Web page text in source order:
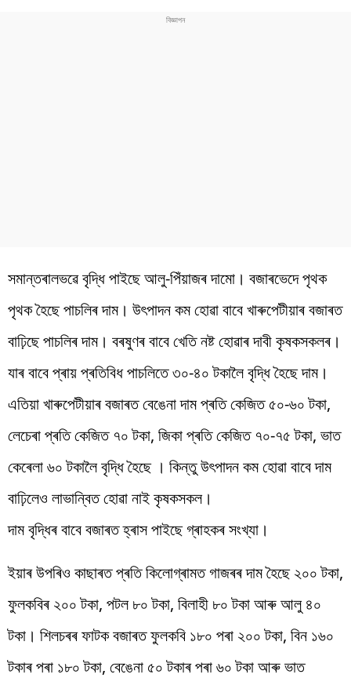
সমান্তৰালভৱে বৃদ্ধি পাইছে আলু-পিঁয়াজৰ দামো। বজাৰভেদে পৃথক
পৃথক হৈছে পাচলিৰ দাম। উৎপাদন কম হোৱা বাবে খাৰুপেটীয়াৰ বজাৰত
বাঢ়িছে পাচলিৰ দাম। বৰষুণৰ বাবে খেতি নষ্ট হোৱাৰ দাবী কৃষকসকলৰ।
যাৰ বাবে প্ৰায় প্ৰতিবিধ পাচলিতে ৩০-৪০ টকালৈ বৃদ্ধি হৈছে দাম।
এতিয়া খাৰুপেটীয়াৰ বজাৰত বেঙেনা দাম প্ৰতি কেজিত ৫০-৬০ টকা,
লেচেৰা প্ৰতি কেজিত ৭০ টকা, জিকা প্ৰতি কেজিত ৭০-৭৫ টকা, ভাত
কেৰেলা ৬০ টকালৈ বৃদ্ধি হৈছে । কিন্তু উৎপাদন কম হোৱা বাবে দাম
বাঢ়িলেও লাভান্বিত হোৱা নাই কৃষকসকল।
দাম বৃদ্ধিৰ বাবে বজাৰত হ্ৰাস পাইছে গ্ৰাহকৰ সংখ্যা।
ইয়াৰ উপৰিও কাছাৰত প্ৰতি কিলোগ্ৰামত গাজৰৰ দাম হৈছে ২০০ টকা,
ফুলকবিৰ ২০০ টকা, পটল ৮০ টকা, বিলাহী ৮০ টকা আৰু আলু ৪০
টকা। শিলচৰৰ ফাটক বজাৰত ফুলকবি ১৮০ পৰা ২০০ টকা, বিন ১৬০
টকাৰ পৰা ১৮০ টকা, বেঙেনা ৫০ টকাৰ পৰা ৬০ টকা আৰু ভাত